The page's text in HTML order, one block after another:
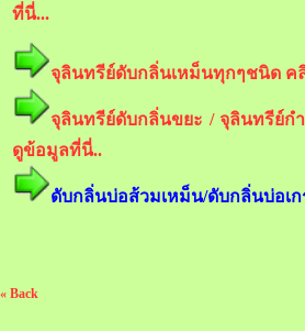
ที่นี่...
จุลินทรีย์ดับกลิ่นเหม็นทุกๆชนิด ค
จุลินทรีย์ดับกลิ่นขยะ / จุลินทรีย์ก
ดูข้อมูลที่นี่..
ดับกลิ่นบ่อส้วมเหม็น/ดับกลิ่นบ่อเ
« Back